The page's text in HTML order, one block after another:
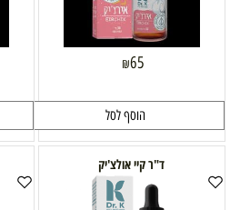
₪65
הוסף לסל
ד"ר קיי אולצ'יק